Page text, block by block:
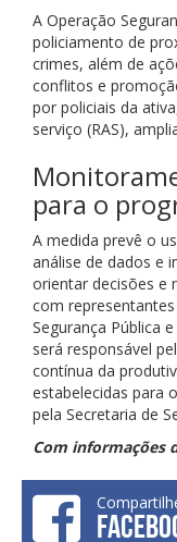
A Operação
policiamento de
crimes, além de
conflitos e
por policiais da
serviço (RAS),
para o
A medida prevê o
análise de dados e
orientar decisões e
com
Segurança Pública
será responsável
contínua da
estabelecidas para
pela Secretaria de
Com informações